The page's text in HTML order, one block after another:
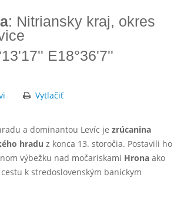
: Nitriansky kraj, okres
E18°36'7''
Vytlačiť
a dominantou Levíc je zrúcanina
hradu z konca 13. storočia. Postavili ho
výbežku nad močariskami Hrona ako
k stredoslovenským baníckym